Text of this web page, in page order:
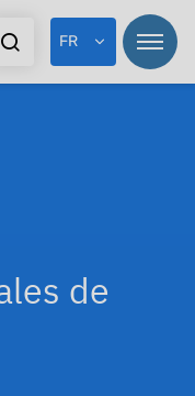
FR
de